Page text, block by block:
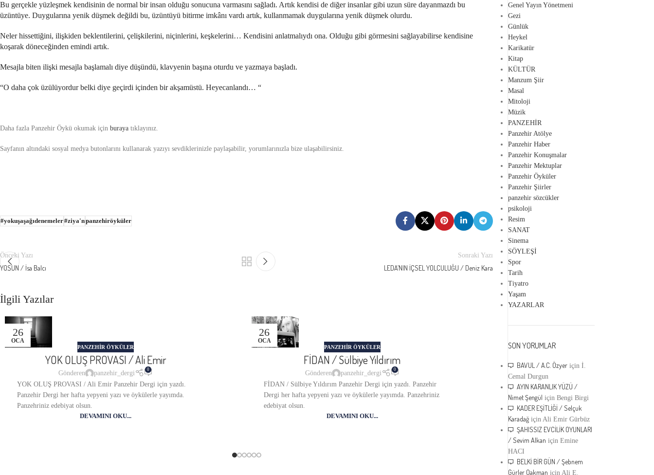
Bu gerçekle yüzleşmek kendisinin de normal bir insan olduğu sonucuna varmasını sağladı. Artık kendisi de diğer insanlar gibi uzun süre dayanmazdı bu
üzüntüye. Duygularına yenik düşmek değildi bu, üzüntüyü bitirme imkânı vardı artık, kullanmamak duygularına yenik düşmek olurdu.
Neler hissettiğini, ilişkiden beklentilerini, çelişkilerini, niçinlerini, keşkelerini… Kendisini anlatmalıydı ona. Olduğu gibi görmesini sağlayabilirse kendisine
koşarak döneceğinden emindi artık.
Mesajla biten ilişki mesajla başlamalı diye düşündü, klavyenin başına oturdu ve yazmaya başladı.
“O daha çok üzülüyordur belki diye geçirdi içinden bir akşamüstü. Heyecanlandı… “
Daha fazla Panzehir Öykü okumak için buraya tıklayınız.
Sayfanın altındaki sosyal medya butonlarını kullanarak yazıyı sevdiklerinizle paylaşabilir, yorumlarınızla bize ulaşabilirsiniz.
#yokuşaşağıdenemeler#ziya'npanzehiröyküler
Önceki Yazı
YOSUN / İsa Balcı
Sonraki Yazı
LEDA’NIN İÇSEL YOLCULUĞU / Deniz Kara
İlgili Yazılar
26
OCA
PANZEHIR ÖYKÜLER
YOK OLUŞ PROVASI / Ali Emir
Gönderen panzehir_dergi 0
YOK OLUŞ PROVASI / Ali Emir Panzehir Dergi için yazdı.
Panzehir Dergi her hafta yepyeni yazı ve öykülerle yayımda.
Panzehriniz edebiyat olsun.
DEVAMINI OKU...
26
OCA
PANZEHIR ÖYKÜLER
FİDAN / Sülbiye Yıldırım
Gönderen panzehir_dergi 0
FİDAN / Sülbiye Yıldırım Panzehir Dergi için yazdı. Panzehir
Dergi her hafta yepyeni yazı ve öykülerle yayımda. Panzehriniz
edebiyat olsun.
DEVAMINI OKU...
İSHAK / Ece Ellinci
İSHAK / Ece Ellinci Panzehir Dergi için yazdı.
her hafta yepyeni yazı ve öykülerle yayımda.
edebiyat olsun.
DEVAMINI OKU...
Genel Yayın Yönetmeni
Gezi
Günlük
Heykel
Karikatür
Kitap
KÜLTÜR
Manzum Şiir
Masal
Mitoloji
Müzik
PANZEHİR
Panzehir Atölye
Panzehir Haber
Panzehir Konuşmalar
Panzehir Mektuplar
Panzehir Öyküler
Panzehir Şiirler
panzehir sözcükler
psikoloji
Resim
SANAT
Sinema
SÖYLEŞİ
Spor
Tarih
Tiyatro
Yaşam
YAZARLAR
SON YORUMLAR
BAVUL / A.C. Özyer içinİ.
Cemal Durgun
AYIN KARANLIK YÜZÜ /
Nimet Şengül içinBengi Birgi
KADER EŞİTLİĞİ / Selçuk
Karadağ için Ali Emir Gürbüz
ŞAHISSIZ EVCİLİK OYUNLARI
/ Sevim Alkan içinEmine
HACI
BELKİ BİR GÜN / Şebnem
Gürler Oakman için Ali E.